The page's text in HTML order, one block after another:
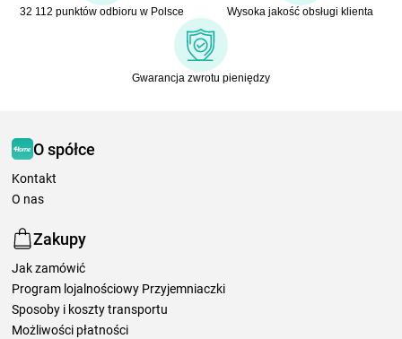
32 112 punktów odbioru w Polsce Wysoka jakość obsługi klienta
Gwarancja zwrotu pieniędzy
O spółce
Kontakt
O nas
Zakupy
Jak zamówić
Program lojalnościowy Przyjemniaczki
Sposoby i koszty transportu
Możliwości płatności